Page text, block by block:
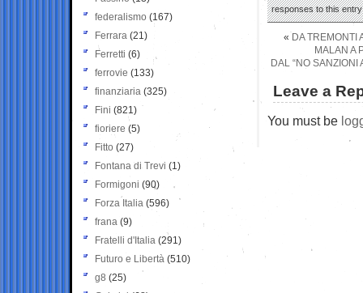
responses to this
« DA TREMONTI
MALAN A
DAL “NO SANZIONI
Leave a
You must be
federalismo (167)
Ferrara (21)
Ferretti (6)
ferrovie (133)
finanziaria (325)
Fini (821)
fioriere (5)
Fitto (27)
Fontana di Trevi (1)
Formigoni (90)
Forza Italia (596)
frana (9)
Fratelli d'Italia (291)
Futuro e Libertà (510)
g8 (25)